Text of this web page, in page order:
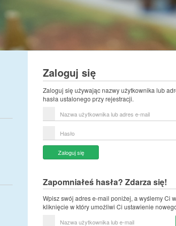
Zaloguj się
Zaloguj się używając nazwy użytkownika lub
hasła ustalonego przy rejestracji.
użytkownika
e-
mail
Zaloguj się
Zapomniałeś hasła? Zdarza się!
Wpisz swój adres e-mail poniżej, a wyślemy Ci
kliknięcie w który umożliwi Ci ustawienie